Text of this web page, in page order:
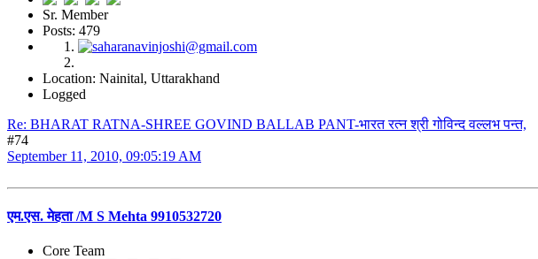
Sr. Member
Posts: 479
Location: Nainital, Uttarakhand
Logged
Re: BHARAT RATNA-SHREE GOVIND BALLAB PANT-भारत रत्न श्री गोविन्द वल्लभ पन्त,
#74
September 11, 2010, 09:05:19 AM
एम.एस. मेहता /M S Mehta 9910532720
Core Team